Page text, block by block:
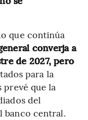
que continúa
converja a
de 2027, pero
para la
prevé que la
del
banco central.